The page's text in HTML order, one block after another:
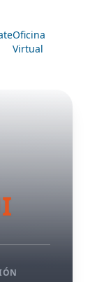
Oficina
Virtual